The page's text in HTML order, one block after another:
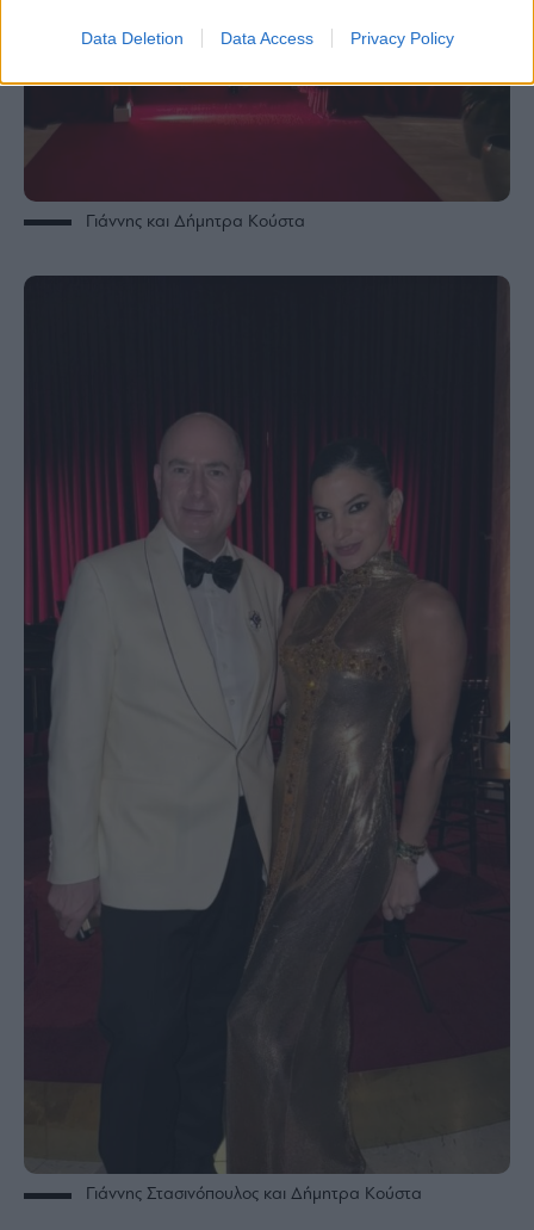
Data Deletion Data Access Privacy Policy
Γιάννης και Δήμητρα Κούστα
Γιάννης Στασινόπουλος και Δήμητρα Κούστα